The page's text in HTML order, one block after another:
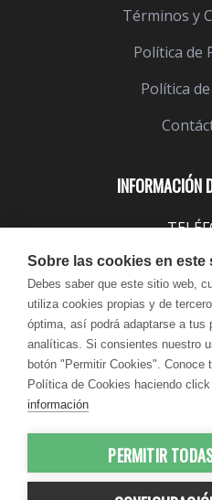
INFORMACIÓN
Lun - Jue /
Vie /
Términos y
Política de
Política
© 2012-
Sobre las cookies en este
Debes saber que este sitio web,
utiliza cookies propias y de
óptima, así podrá adaptarse a tus
analíticas. Si consientes nuestro
botón "Permitir Cookies". Conoce
Política de Cookies haciendo
información
PERMITIR